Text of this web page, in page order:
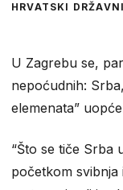
HRVATSKI
U Zagrebu se,
nepoćudnih:
elemenata”
“Što se tiče Srba
početkom svibnja